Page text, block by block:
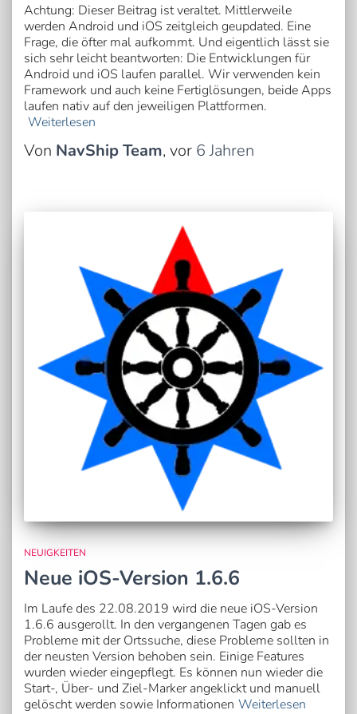
Achtung: Dieser Beitrag ist veraltet. Mittlerweile
werden Android und iOS zeitgleich geupdated. Eine
Frage, die öfter mal aufkommt. Und eigentlich lässt sie
sich sehr leicht beantworten: Die Entwicklungen für
Android und iOS laufen parallel. Wir verwenden kein
Framework und auch keine Fertiglösungen, beide Apps
laufen nativ auf den jeweiligen Plattformen.
Weiterlesen
Von NavShip Team, vor 6 Jahren
NEUIGKEITEN
Neue iOS-Version 1.6.6
Im Laufe des 22.08.2019 wird die neue iOS-Version
1.6.6 ausgerollt. In den vergangenen Tagen gab es
Probleme mit der Ortssuche, diese Probleme sollten in
der neusten Version behoben sein. Einige Features
wurden wieder eingepflegt. Es können nun wieder die
Start-, Über- und Ziel-Marker angeklickt und manuell
gelöscht werden sowie Informationen Weiterlesen